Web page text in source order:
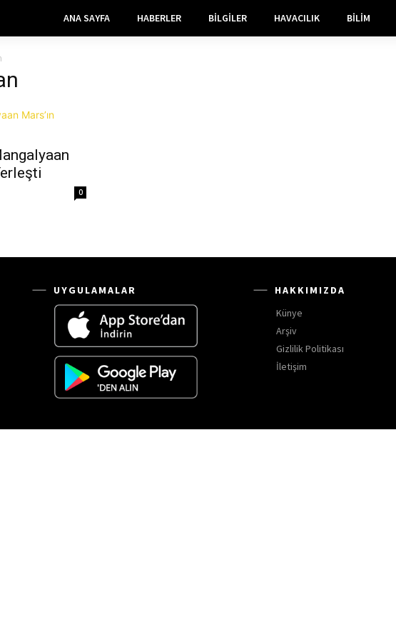
ANA SAYFA HABERLER BILGILER HAVACILIK BILIM
0
UYGULAMALAR
HAKKIMIZDA
Künye
Arşiv
Gizlilik Politikası
İletişim